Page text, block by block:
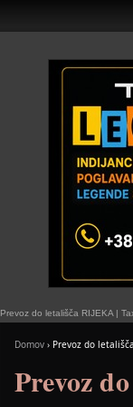
Prevoz do letališča RIJEKA |
Domov › Prevoz do letališča
Prevoz